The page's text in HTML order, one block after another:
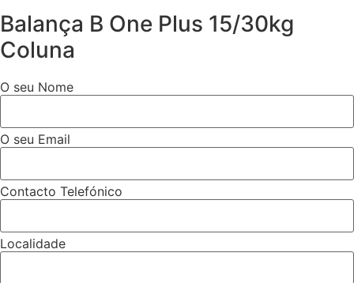
Balança B One Plus 15/30kg
Coluna
O seu Nome
O seu Email
Contacto Telefónico
Localidade